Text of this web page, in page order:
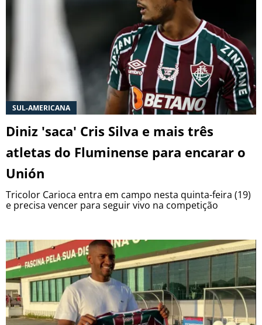
Privacidade
Política Editorial
Antenados no Futebol, tal como a Futbol
Sites, é uma empresa pertencente à Better
Collective. Todos os direitos reservados.
Aplicam-se os Termos e Condições | Conteúdo
Comercial
SUL-AMERICANA
Diniz 'saca' Cris Silva e mais três
atletas do Fluminense para encarar o
Unión
Tricolor Carioca entra em campo nesta quinta-feira (19)
e precisa vencer para seguir vivo na competição